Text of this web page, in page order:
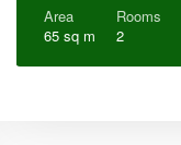
Area
65 sq m
Rooms
2